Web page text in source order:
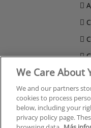
Cursos
We Care About
We and our partners
cookies to process
below, including your
privacy policy page.